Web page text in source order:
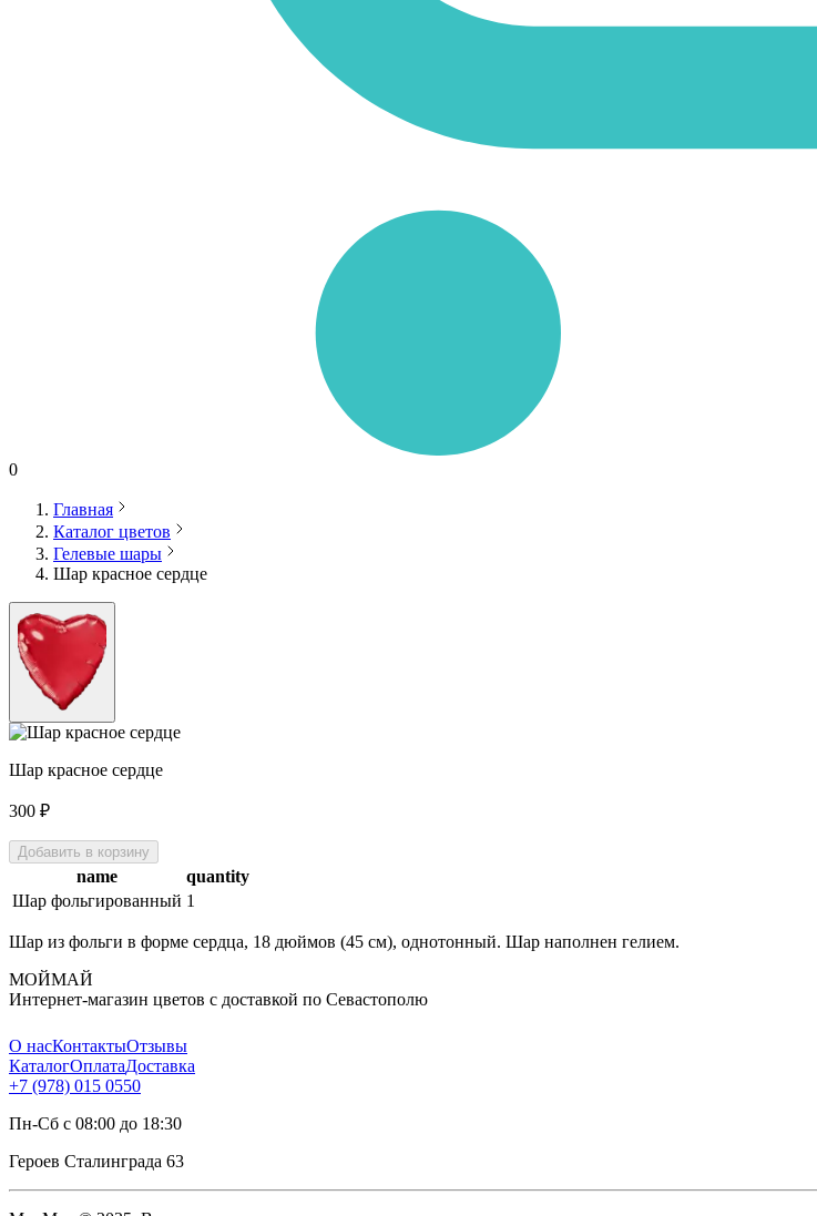
0
Главная
Каталог цветов
Гелевые шары
Шар красное сердце
Шар красное сердце
300 ₽
Добавить в корзину
name
quantity
Шар фольгированный 1
Шар из фольги в форме сердца, 18 дюймов (45 см), однотонный. Шар наполнен гелием.
МОЙМАЙ
Интернет-магазин цветов с доставкой по Севастополю
О насКонтактыОтзывы
КаталогОплатаДоставка
+7 (978) 015 0550
Пн-Сб с 08:00 до 18:30
Героев Сталинграда 63